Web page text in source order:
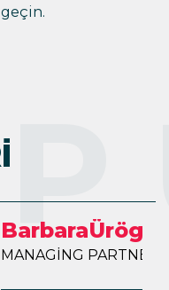
BarbaraÜrögdi
MANAGING PARTNER